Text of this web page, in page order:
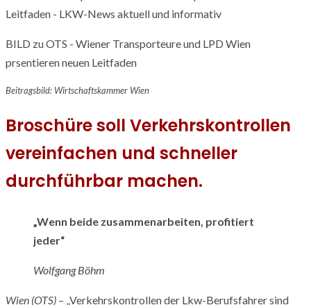
BILD zu OTS - Wiener Transporteure und LPD Wien
prsentieren neuen Leitfaden
Beitragsbild: Wirtschaftskammer Wien
Broschüre soll Verkehrskontrollen
vereinfachen und schneller
durchführbar machen.
„Wenn beide zusammenarbeiten, profitiert
jeder“
Wolfgang Böhm
Wien (OTS) – „Verkehrskontrollen der Lkw-Berufsfahrer sind